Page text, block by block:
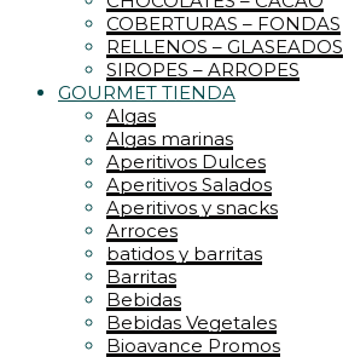
COBERTURAS – FONDAS
RELLENOS – GLASEADOS
SIROPES – ARROPES
GOURMET TIENDA
Algas
Algas marinas
Aperitivos Dulces
Aperitivos Salados
Aperitivos y snacks
Arroces
batidos y barritas
Barritas
Bebidas
Bebidas Vegetales
Bioavance Promos